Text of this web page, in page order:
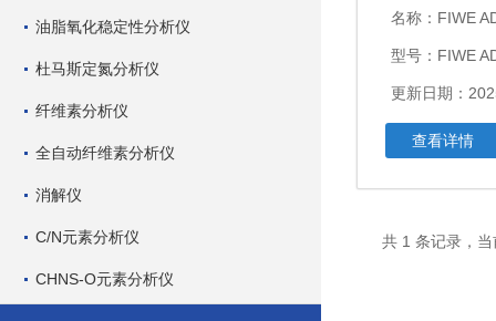
油脂氧化稳定性分析仪
杜马斯定氮分析仪
纤维素分析仪
全自动纤维素分析仪
消解仪
C/N元素分析仪
CHNS-O元素分析仪
名称： FIWE
型号：FIWE
更新日期：
查看详情
共 1 条记录，